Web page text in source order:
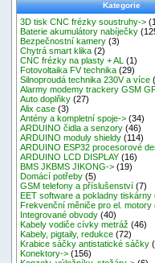
Kategorie
3D tisk CNC frézky soustruhy->
Baterie akumulátory nabíječky
Bezpečnostní kamery (3)
Chytrá smart klika (2)
CNC frézky na plasty + AL
(1)
Fotovoltaika FV technika (29)
Silnoproudá technika 230V a více
Alarmy modemy trackery GSM
Auto doplňky (27)
Alix case (3)
Antény a kompletní spoje-> (34)
ARDUINO čidla a senzory (46)
ARDUINO moduly shieldy (114)
ARDUINO ESP32 procesorové
ARDUINO LCD DISPLAY (16)
BMS JKBMS JIKONG-> (19)
Domácí potřeby (5)
GSM telefony a příslušenství (7)
EET software a pokladny tiskárny
Frekvenční měniče pro el. motory
Integrované obvody (40)
Kabely vodiče cívky metráž (46)
Kabely, pigtaily, redukce (72)
Krabice sáčky antistatické sáčky
Konektory-> (156)